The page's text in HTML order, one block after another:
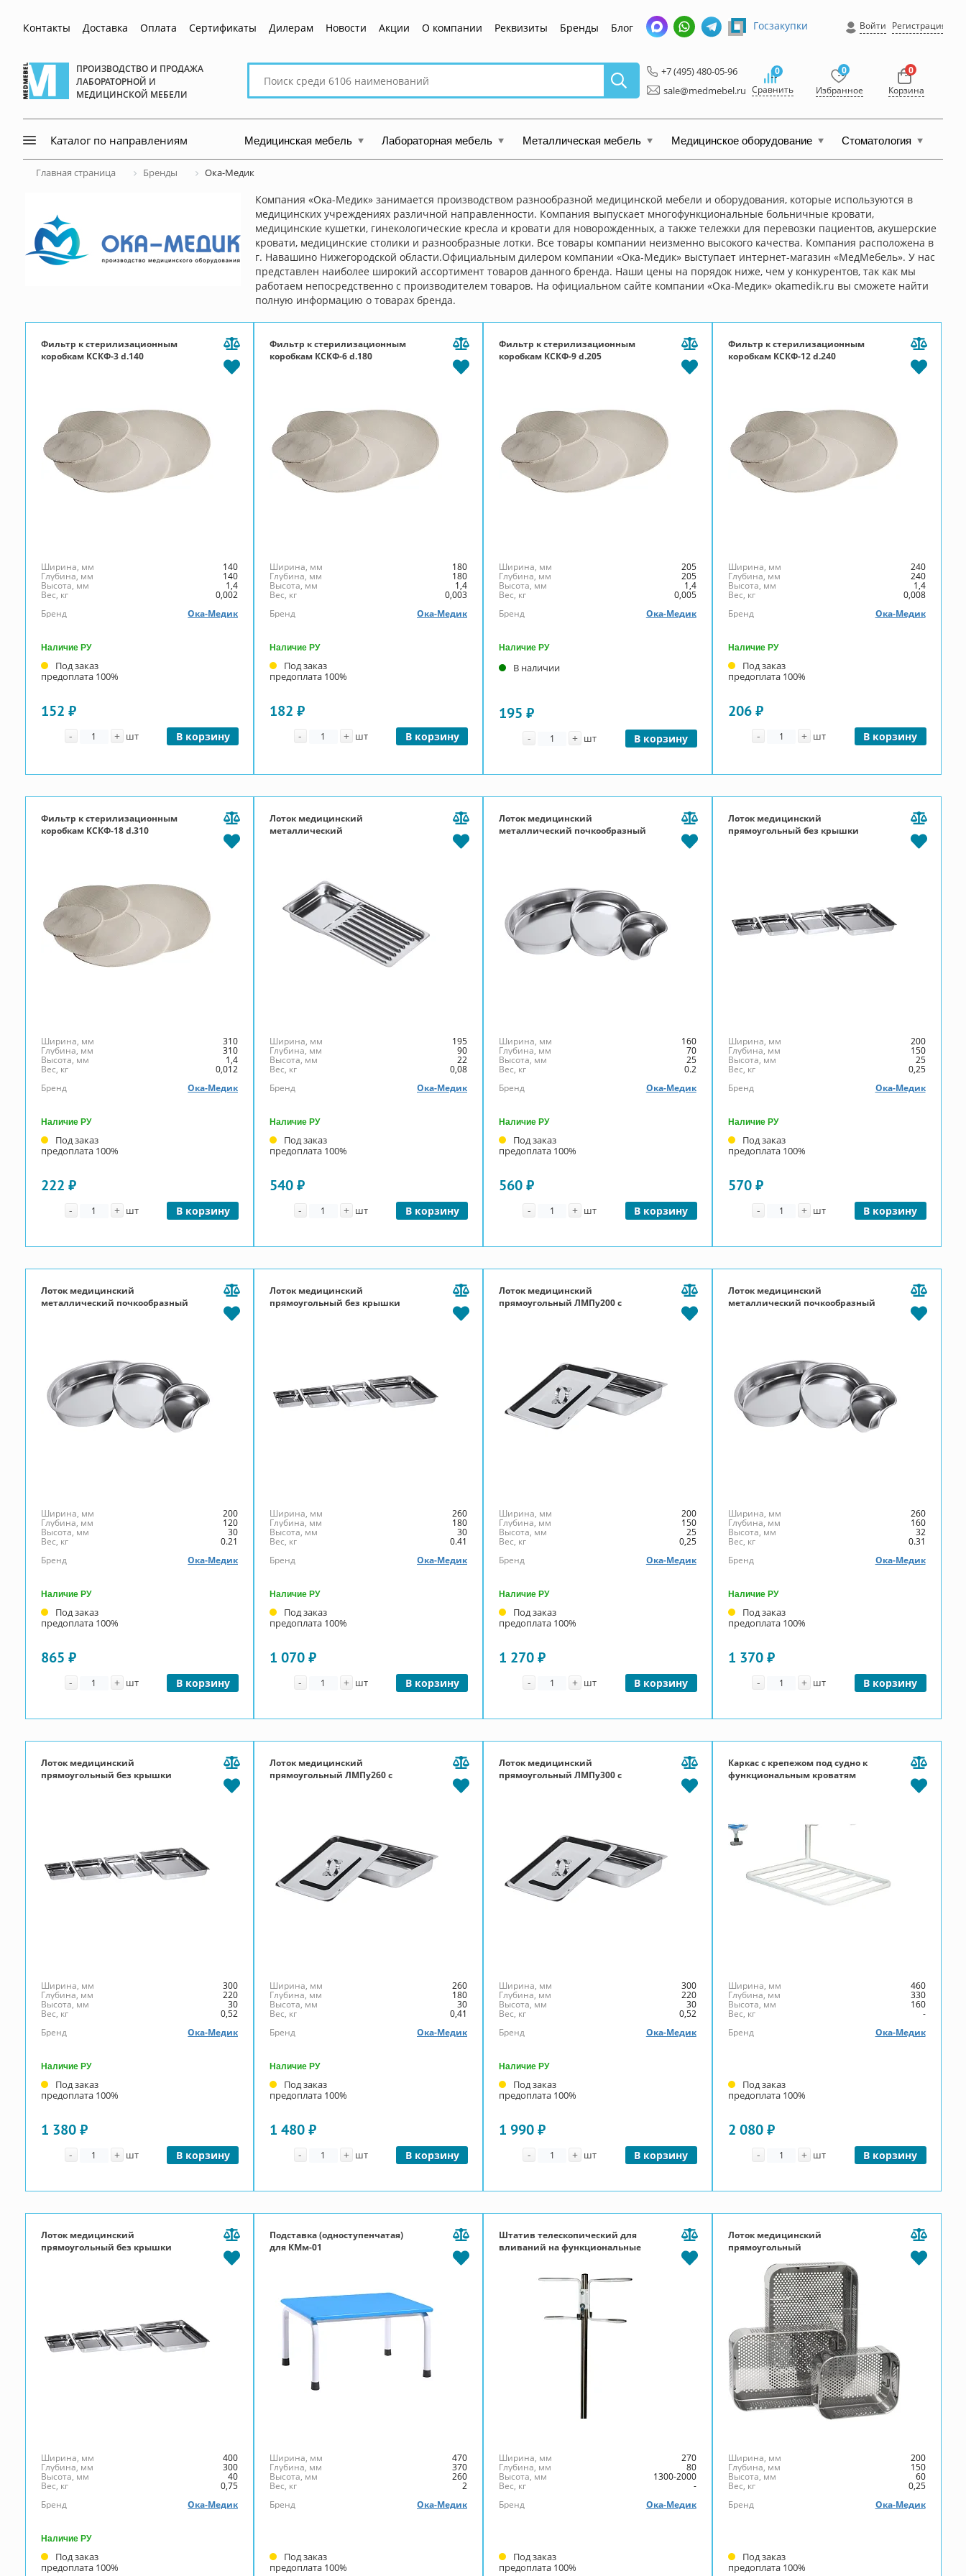
Контакты Доставка Оплата Сертификаты Дилерам Новости Акции О компании Реквизиты Бренды Блог
ПРОИЗВОДСТВО И ПРОДАЖА
ЛАБОРАТОРНОЙ И
МЕДИЦИНСКОЙ МЕБЕЛИ
Поиск
сайту
Госзакупки Войти Регистрация
+7 (495) 480-05-96
sale@medmebel.ru
0
Сравнить
0
Избранное
0
Корзина
Каталог по направлениям Медицинская мебель Лабораторная мебель Металлическая мебель Медицинское оборудование Стоматология
Главная страница Бренды Ока-Медик
Компания «Ока-Медик» занимается производством разнообразной медицинской мебели и оборудования, которые используются в
медицинских учреждениях различной направленности. Компания выпускает многофункциональные больничные кровати,
медицинские кушетки, гинекологические кресла и кровати для новорожденных, а также тележки для перевозки пациентов, акушерские
кровати, медицинские столики и разнообразные лотки. Все товары компании неизменно высокого качества. Компания расположена в
г. Навашино Нижегородской области.Официальным дилером компании «Ока-Медик» выступает интернет-магазин «МедМебель». У нас
представлен наиболее широкий ассортимент товаров данного бренда. Наши цены на порядок ниже, чем у конкурентов, так как мы
работаем непосредственно с производителем товаров. На официальном сайте компании «Ока-Медик» okamedik.ru вы сможете найти
полную информацию о товарах бренда.
Фильтр к стерилизационным
коробкам КСКФ-3 d.140
Ширина, мм 140
Глубина, мм 140
Высота, мм 1,4
Вес, кг
0,002
Бренд
Ока-Медик
Наличие РУ
Под заказ
предоплата 100%
152 ₽
- Количество
+ шт В корзину
Фильтр к стерилизационным
коробкам КСКФ-6 d.180
Ширина, мм 180
Глубина, мм 180
Высота, мм 1,4
Вес, кг
0,003
Бренд
Ока-Медик
Наличие РУ
Под заказ
предоплата 100%
182 ₽
- Количество
+ шт В корзину
Фильтр к стерилизационным
коробкам КСКФ-9 d.205
Ширина, мм 205
Глубина, мм 205
Высота, мм 1,4
Вес, кг
0,005
Бренд
Ока-Медик
Наличие РУ
В наличии
195 ₽
- Количество
+ шт В корзину
Фильтр к стерилизационным
коробкам КСКФ-12 d.240
Ширина, мм 240
Глубина, мм 240
Высота, мм 1,4
Вес, кг
0,008
Бренд
Ока-Медик
Наличие РУ
Под заказ
предоплата 100%
206 ₽
- Количество
+ шт В корзину
Фильтр к стерилизационным
коробкам КСКФ-18 d.310
Ширина, мм 310
Глубина, мм 310
Высота, мм 1,4
Вес, кг
0,012
Бренд
Ока-Медик
Наличие РУ
Под заказ
предоплата 100%
222 ₽
- Количество
+ шт В корзину
Лоток медицинский
металлический
Ширина, мм 195
Глубина, мм 90
Высота, мм 22
Вес, кг
0,08
Бренд
Ока-Медик
Наличие РУ
Под заказ
предоплата 100%
540 ₽
- Количество
+ шт В корзину
Лоток медицинский
металлический почкообразный
Ширина, мм 160
Глубина, мм 70
Высота, мм 25
Вес, кг
0.2
Бренд
Ока-Медик
Наличие РУ
Под заказ
предоплата 100%
560 ₽
- Количество
+ шт В корзину
Лоток медицинский
прямоугольный без крышки
Ширина, мм 200
Глубина, мм 150
Высота, мм 25
Вес, кг
0,25
Бренд
Ока-Медик
Наличие РУ
Под заказ
предоплата 100%
570 ₽
- Количество
+ шт В корзину
Лоток медицинский
металлический почкообразный
Ширина, мм 200
Глубина, мм 120
Высота, мм 30
Вес, кг
0.21
Бренд
Ока-Медик
Наличие РУ
Под заказ
предоплата 100%
865 ₽
- Количество
+ шт В корзину
Лоток медицинский
прямоугольный без крышки
Ширина, мм 260
Глубина, мм 180
Высота, мм 30
Вес, кг
0.41
Бренд
Ока-Медик
Наличие РУ
Под заказ
предоплата 100%
1 070 ₽
- Количество
+ шт В корзину
Лоток медицинский
прямоугольный ЛМПу200 с
Ширина, мм 200
Глубина, мм 150
Высота, мм 25
Вес, кг
0,25
Бренд
Ока-Медик
Наличие РУ
Под заказ
предоплата 100%
1 270 ₽
- Количество
+ шт В корзину
Лоток медицинский
металлический почкообразный
Ширина, мм 260
Глубина, мм 160
Высота, мм 32
Вес, кг
0.31
Бренд
Ока-Медик
Наличие РУ
Под заказ
предоплата 100%
1 370 ₽
- Количество
+ шт В корзину
Лоток медицинский
прямоугольный без крышки
Ширина, мм 300
Глубина, мм 220
Высота, мм 30
Вес, кг
0,52
Бренд
Ока-Медик
Наличие РУ
Под заказ
предоплата 100%
1 380 ₽
- Количество
+ шт В корзину
Лоток медицинский
прямоугольный ЛМПу260 с
Ширина, мм 260
Глубина, мм 180
Высота, мм 30
Вес, кг
0,41
Бренд
Ока-Медик
Наличие РУ
Под заказ
предоплата 100%
1 480 ₽
- Количество
+ шт В корзину
Лоток медицинский
прямоугольный ЛМПу300 с
Ширина, мм 300
Глубина, мм 220
Высота, мм 30
Вес, кг
0,52
Бренд
Ока-Медик
Наличие РУ
Под заказ
предоплата 100%
1 990 ₽
- Количество
+ шт В корзину
Каркас с крепежом под судно к
функциональным кроватям
Ширина, мм 460
Глубина, мм 330
Высота, мм 160
Вес, кг
-
Бренд
Ока-Медик
Под заказ
предоплата 100%
2 080 ₽
- Количество
+ шт В корзину
Лоток медицинский
прямоугольный без крышки
Ширина, мм 400
Глубина, мм 300
Высота, мм 40
Вес, кг
0,75
Бренд
Ока-Медик
Наличие РУ
Под заказ
предоплата 100%
Подставка (одноступенчатая)
для КМм-01
Ширина, мм 470
Глубина, мм 370
Высота, мм 260
Вес, кг
2
Бренд
Ока-Медик
Под заказ
предоплата 100%
Штатив телескопический для
вливаний на функциональные
Ширина, мм 270
Глубина, мм 80
Высота, мм 1300-2000
Вес, кг
-
Бренд
Ока-Медик
Под заказ
предоплата 100%
Лоток медицинский
прямоугольный
перфорированный ЛМПп-200
(200х150х60)
Ширина, мм 200
Глубина, мм 150
Высота, мм 60
Вес, кг
0,25
Бренд
Ока-Медик
Под заказ
предоплата 100%